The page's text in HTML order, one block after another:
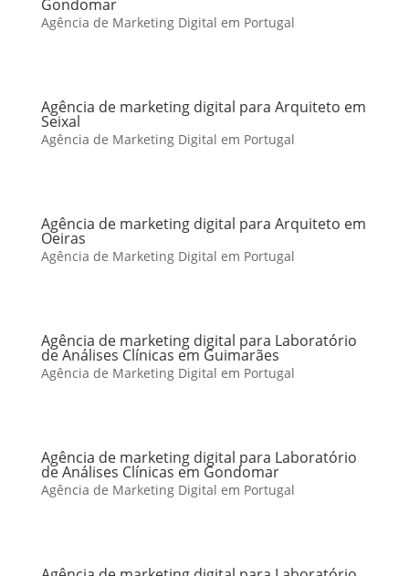
Gondomar
Agência de Marketing Digital em Portugal
Agência de marketing digital para Arquiteto em
Seixal
Agência de Marketing Digital em Portugal
Agência de marketing digital para Arquiteto em
Oeiras
Agência de Marketing Digital em Portugal
Agência de marketing digital para Laboratório
de Análises Clínicas em Guimarães
Agência de Marketing Digital em Portugal
Agência de marketing digital para Laboratório
de Análises Clínicas em Gondomar
Agência de Marketing Digital em Portugal